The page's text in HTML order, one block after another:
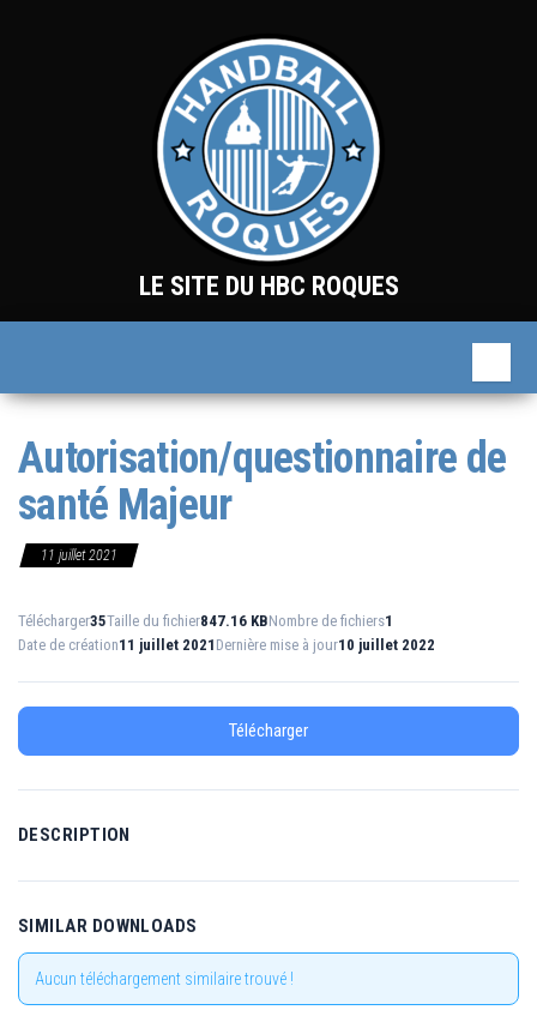
LE SITE DU HBC ROQUES
Autorisation/questionnaire de
santé Majeur
11 juillet 2021
Télécharger35Taille du fichier847.16 KBNombre de fichiers1
Date de création11 juillet 2021 Dernière mise à jour10 juillet 2022
Télécharger
DESCRIPTION
SIMILAR DOWNLOADS
Aucun téléchargement similaire trouvé !